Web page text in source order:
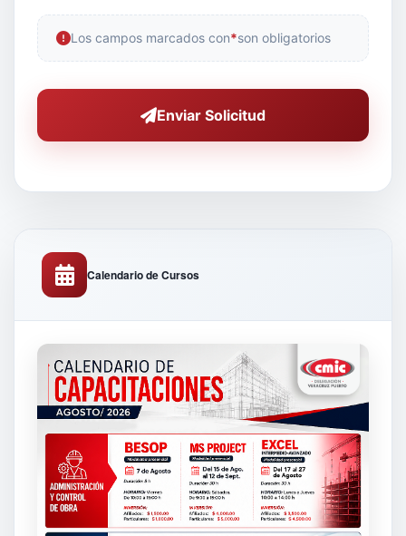
Los campos marcados con*son obligatorios
Enviar Solicitud
Calendario de Cursos